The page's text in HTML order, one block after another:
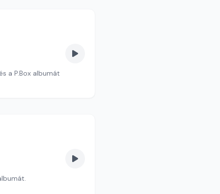
a P.Box albumát